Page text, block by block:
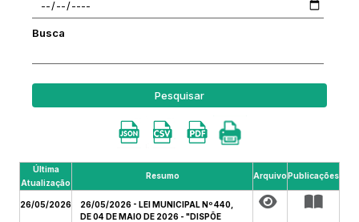
Busca
Pesquisar
Última
Atualização
Resumo ArquivoPublicações
26/05/2026
26/05/2026 - LEI MUNICIPAL Nº 440,
DE 04 DE MAIO DE 2026 - "DISPÕE